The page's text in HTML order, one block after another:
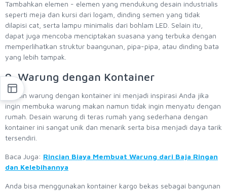
Tambahkan elemen - elemen yang mendukung desain industrialis
seperti meja dan kursi dari logam, dinding semen yang tidak
dilapisi cat, serta lampu minimalis dari bohlam LED. Selain itu,
dapat juga mencoba menciptakan suasana yang terbuka dengan
memperlihatkan struktur baangunan, pipa-pipa, atau dinding bata
yang lebih tampak.
9. Warung dengan Kontainer
Desain warung dengan kontainer ini menjadi inspirasi Anda jika
ingin membuka warung makan namun tidak ingin menyatu dengan
rumah. Desain warung di teras rumah yang sederhana dengan
kontainer ini sangat unik dan menarik serta bisa menjadi daya tarik
tersendiri.
Baca Juga: Rincian Biaya Membuat Warung dari Baja Ringan
dan Kelebihannya
Anda bisa menggunakan kontainer kargo bekas sebagai bangunan